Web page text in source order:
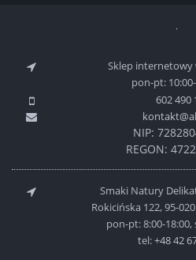
Sklep internetowy
pon-pt:
602 490
NIP:
REGON:
Smaki Natury
Rokicińska 122, 95-
pon-pt: 8:00-18:00,
tel:+48 42